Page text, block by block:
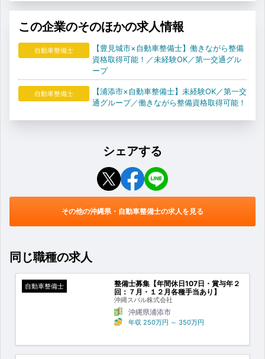
この企業のそのほかの求人情報
自動車整備士
【豊見城市×自動車整備士】働きながら整備
資格取得可能！／未経験OK／第一交通グル
ープ
自動車整備士
【浦添市×自動車整備士】未経験OK／第一交
通グループ／働きながら整備資格取得可能！
シェアする
その他の沖縄県・自動車整備士の求人を見る
同じ職種の求人
自動車整備士
整備士募集【年間休日107日・賞与年２
回：７月・１２月各種手当あり】
沖縄スバル株式会社
沖縄県浦添市
年収 250万円 ～ 350万円